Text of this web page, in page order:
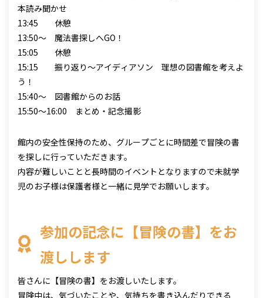
本読み聞かせ
13:45 休憩
13:50〜 魔法書探しへGO！
15:05 休憩
15:15 振り返り〜アイディアソン 理想の図書館を考えよ
う！
15:40〜 図書館からのお話
15:50〜16:00 まとめ・記念撮影
館内の安全性保持のため、グループごとに時間差で冒険の書
を探しに行っていただきます。
内容が難しいことと長時間のイベントとなりますので未就学
児のお子様は保護者様と一緒に見学でお願いします。
参加の記念に【冒険の書】をお
渡しします
皆さんに【冒険の書】をお渡しいたします。
冒険中は、気づいたことや、気持ちを書き込んだりできる